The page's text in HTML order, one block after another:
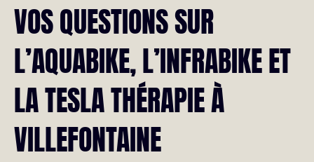
VOS QUESTIONS SUR
L’AQUABIKE, L’INFRABIKE ET
LA TESLA THÉRAPIE À
VILLEFONTAINE